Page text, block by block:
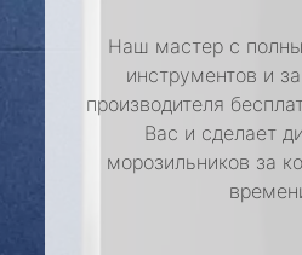
Наш мастер с
инструментов и
производителя
Вас и сделает
морозильников за